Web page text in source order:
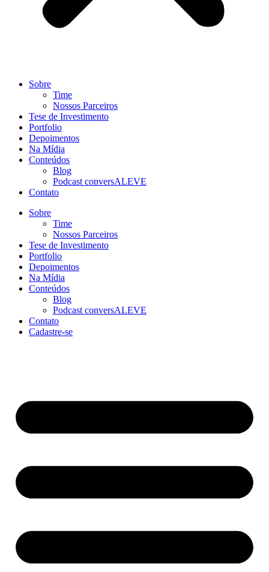
Sobre
Time
Nossos Parceiros
Tese de Investimento
Portfolio
Depoimentos
Na Mídia
Conteúdos
Blog
Podcast conversALEVE
Contato
Sobre
Time
Nossos Parceiros
Tese de Investimento
Portfolio
Depoimentos
Na Mídia
Conteúdos
Blog
Podcast conversALEVE
Contato
Cadastre-se